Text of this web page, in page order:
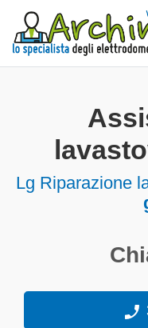
Lg Riparazione